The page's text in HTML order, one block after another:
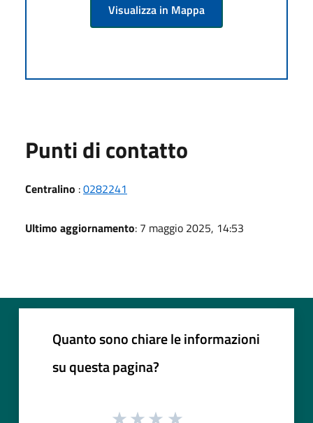
Visualizza in Mappa
Punti di contatto
Centralino :0282241
Ultimo aggiornamento: 7 maggio 2025, 14:53
Quanto sono chiare le informazioni
su questa pagina?